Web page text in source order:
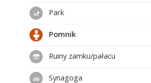
Park
Pomnik
Ruiny zamku/pałacu
Synagoga